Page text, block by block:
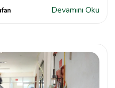
Devamını Oku